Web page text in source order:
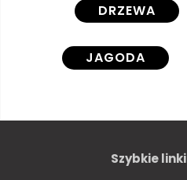
DRZEWA
JAGODA
SEZON WIOSENNY
Szybkie linki